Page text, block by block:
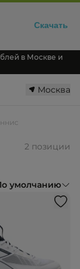
в Москве и
Москва
2 позиции
умолчанию
Скачать